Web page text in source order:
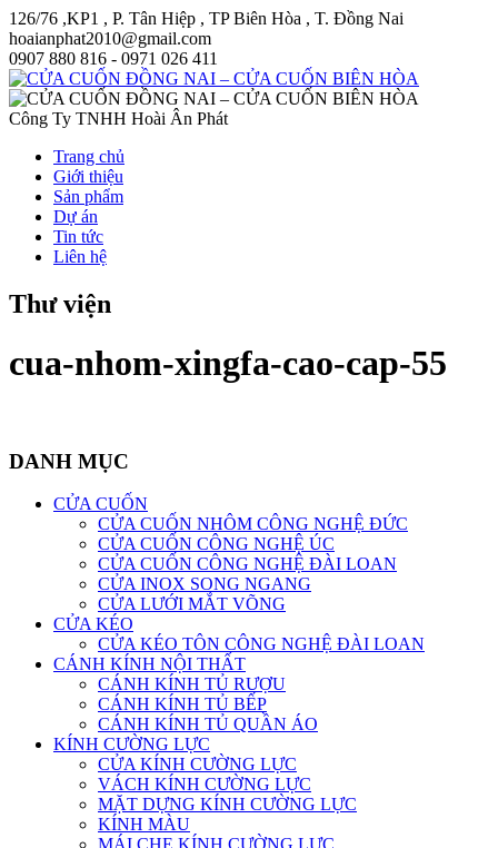
126/76 ,KP1 , P. Tân Hiệp , TP Biên Hòa , T. Đồng Nai
hoaianphat2010@gmail.com
0907 880 816 - 0971 026 411
Công Ty TNHH Hoài Ân Phát
Trang chủ
Giới thiệu
Sản phẩm
Dự án
Tin tức
Liên hệ
Thư viện
cua-nhom-xingfa-cao-cap-55
DANH MỤC
CỬA CUỐN
CỬA CUỐN NHÔM CÔNG NGHỆ ĐỨC
CỬA CUỐN CÔNG NGHỆ ÚC
CỬA CUỐN CÔNG NGHỆ ĐÀI LOAN
CỬA INOX SONG NGANG
CỬA LƯỚI MẮT VÕNG
CỬA KÉO
CỬA KÉO TÔN CÔNG NGHỆ ĐÀI LOAN
CÁNH KÍNH NỘI THẤT
CÁNH KÍNH TỦ RƯỢU
CÁNH KÍNH TỦ BẾP
CÁNH KÍNH TỦ QUẦN ÁO
KÍNH CƯỜNG LỰC
CỬA KÍNH CƯỜNG LỰC
VÁCH KÍNH CƯỜNG LỰC
MẶT DỰNG KÍNH CƯỜNG LỰC
KÍNH MÀU